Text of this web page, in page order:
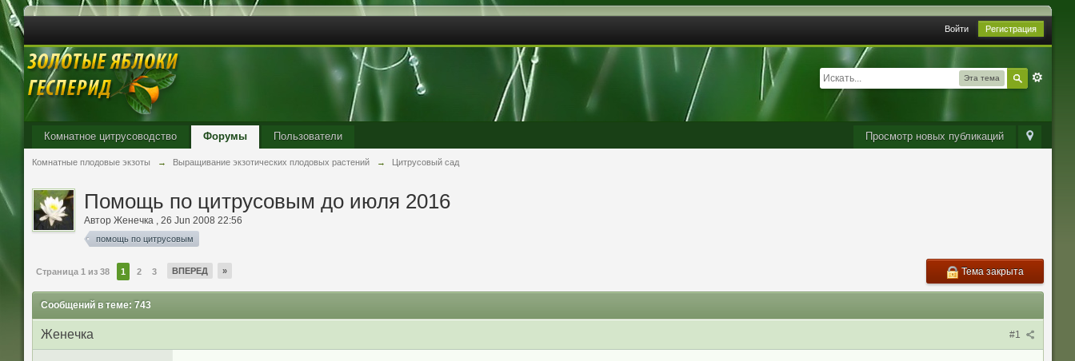
Войти Регистрация
Эта тема
Просмотр новых публикаций
Комнатное цитрусоводство Форумы Пользователи
Комнатные плодовые экзоты → Выращивание экзотических плодовых растений → Цитрусовый сад
Помощь по цитрусовым до июля 2016
Автор Жeнeчкa , 26 Jun 2008 22:56
помощь по цитрусовым
Страница 1 из 38 1 2 3 ВПЕРЕД » Тема закрыта
Сообщений в теме: 743
#1
Жeнeчкa